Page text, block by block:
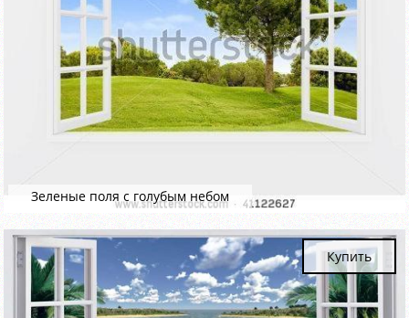
Зеленые поля с голубым небом
Купить